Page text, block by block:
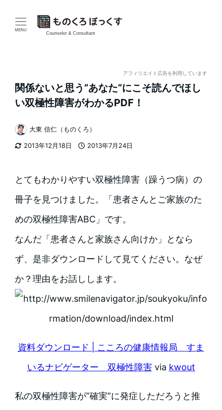
MENU
Counselor & Consultant
アフィリエイト広告を利用しています
関係ないと思う”あなた”にこそ読んでほし
い双極性障害がわかるPDF！
2013年12月18日
2013年7月24日
著
者
大東 信仁（ものくろ）
とてもわかりやすい双極性障害（躁うつ病）の
冊子を見つけました。「患者さんとご家族のた
めの双極性障害ABC」です。
なんだ「患者さんと家族さん向けか」となら
ず、是非ダウンロードして見てください。なぜ
か？理由をお話しします。
資料ダウンロード | こころの健康情報局 すま
いるナビゲーター 双極性障害via kwout
私の双極性障害が”確実”に発症しただろうと推